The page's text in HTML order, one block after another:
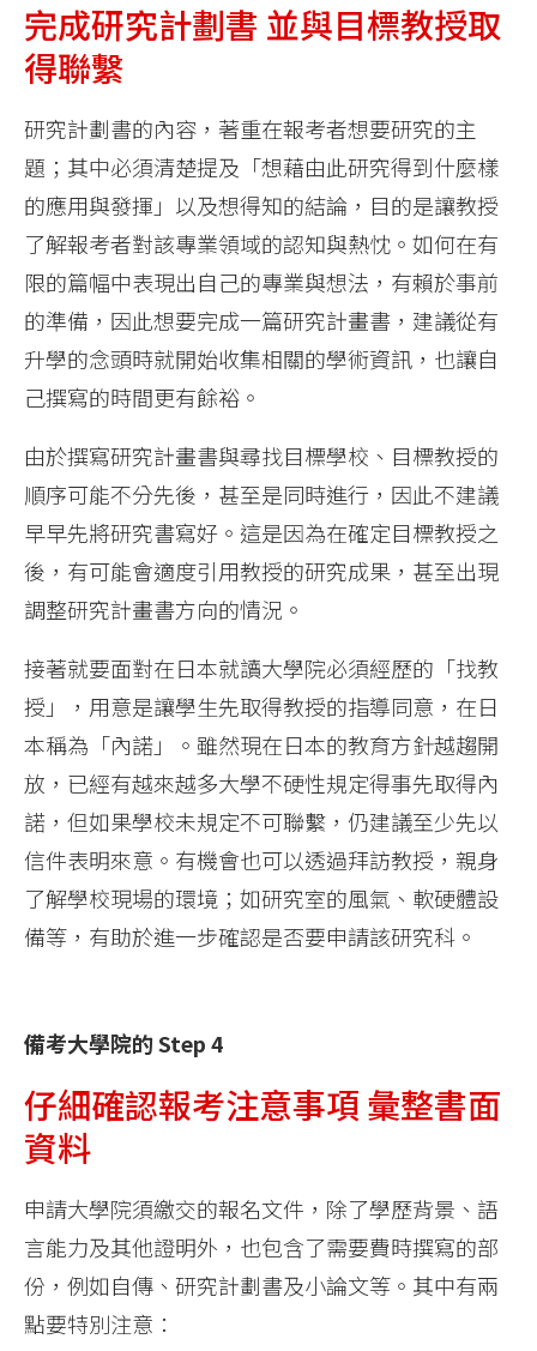
完成研究計劃書 並與目標教授取
得聯繫
研究計劃書的內容，著重在報考者想要研究的主
題；其中必須清楚提及「想藉由此研究得到什麼樣
的應用與發揮」以及想得知的結論，目的是讓教授
了解報考者對該專業領域的認知與熱忱。如何在有
限的篇幅中表現出自己的專業與想法，有賴於事前
的準備，因此想要完成一篇研究計畫書，建議從有
升學的念頭時就開始收集相關的學術資訊，也讓自
己撰寫的時間更有餘裕。
由於撰寫研究計畫書與尋找目標學校、目標教授的
順序可能不分先後，甚至是同時進行，因此不建議
早早先將研究書寫好。這是因為在確定目標教授之
後，有可能會適度引用教授的研究成果，甚至出現
調整研究計畫書方向的情況。
接著就要面對在日本就讀大學院必須經歷的「找教
授」，用意是讓學生先取得教授的指導同意，在日
本稱為「內諾」。雖然現在日本的教育方針越趨開
放，已經有越來越多大學不硬性規定得事先取得內
諾，但如果學校未規定不可聯繫，仍建議至少先以
信件表明來意。有機會也可以透過拜訪教授，親身
了解學校現場的環境；如研究室的風氣、軟硬體設
備等，有助於進一步確認是否要申請該研究科。
備考大學院的 Step 4
仔細確認報考注意事項 彙整書面
資料
申請大學院須繳交的報名文件，除了學歷背景、語
言能力及其他證明外，也包含了需要費時撰寫的部
份，例如自傳、研究計劃書及小論文等。其中有兩
點要特別注意：